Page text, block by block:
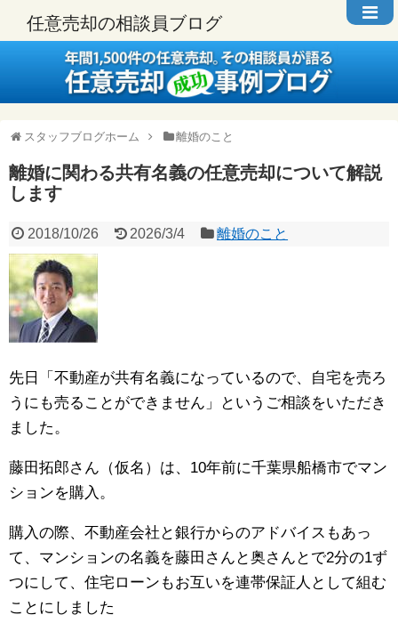
任意売却の相談員ブログ
スタッフブログホーム 離婚のこと
離婚に関わる共有名義の任意売却について解説
します
2018/10/26 2026/3/4 離婚のこと
先日「不動産が共有名義になっているので、自宅を売ろ
うにも売ることができません」というご相談をいただき
ました。
藤田拓郎さん（仮名）は、10年前に千葉県船橋市でマン
ションを購入。
購入の際、不動産会社と銀行からのアドバイスもあっ
て、マンションの名義を藤田さんと奥さんとで2分の1ず
つにして、住宅ローンもお互いを連帯保証人として組む
ことにしました